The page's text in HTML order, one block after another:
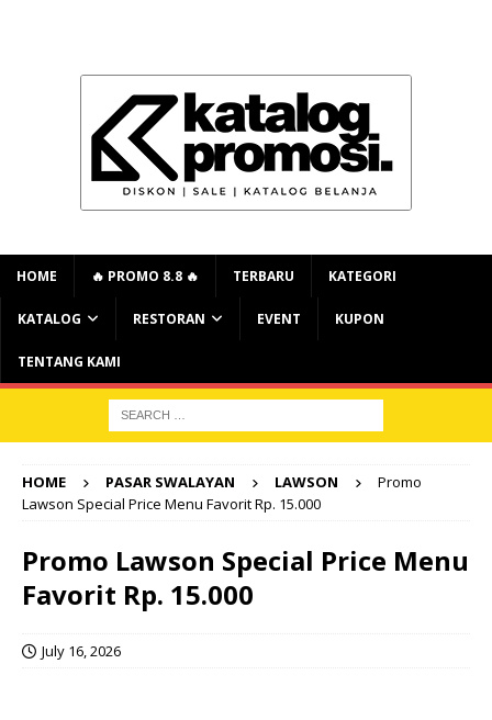
HOME 🔥 PROMO 8.8 🔥 TERBARU KATEGORI
KATALOG RESTORAN EVENT KUPON
TENTANG KAMI
HOME PASAR SWALAYAN LAWSON
Promo
Lawson Special Price Menu Favorit Rp. 15.000
Promo Lawson Special Price Menu
Favorit Rp. 15.000
July 16, 2026